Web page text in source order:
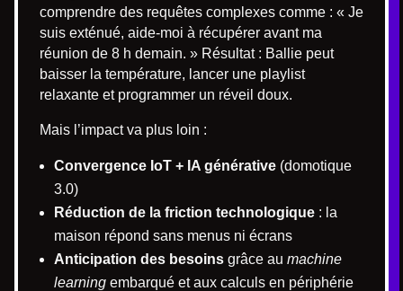
comprendre des requêtes complexes comme : « Je
suis exténué, aide-moi à récupérer avant ma
réunion de 8 h demain. » Résultat : Ballie peut
baisser la température, lancer une playlist
relaxante et programmer un réveil doux.
Mais l’impact va plus loin :
Convergence IoT + IA générative (domotique
3.0)
Réduction de la friction technologique : la
maison répond sans menus ni écrans
Anticipation des besoins grâce au machine
learning embarqué et aux calculs en périphérie